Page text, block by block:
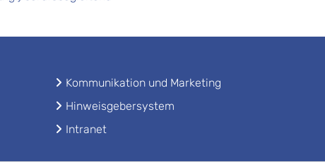
Kommunikation und Marketing
Hinweisgebersystem
Intranet